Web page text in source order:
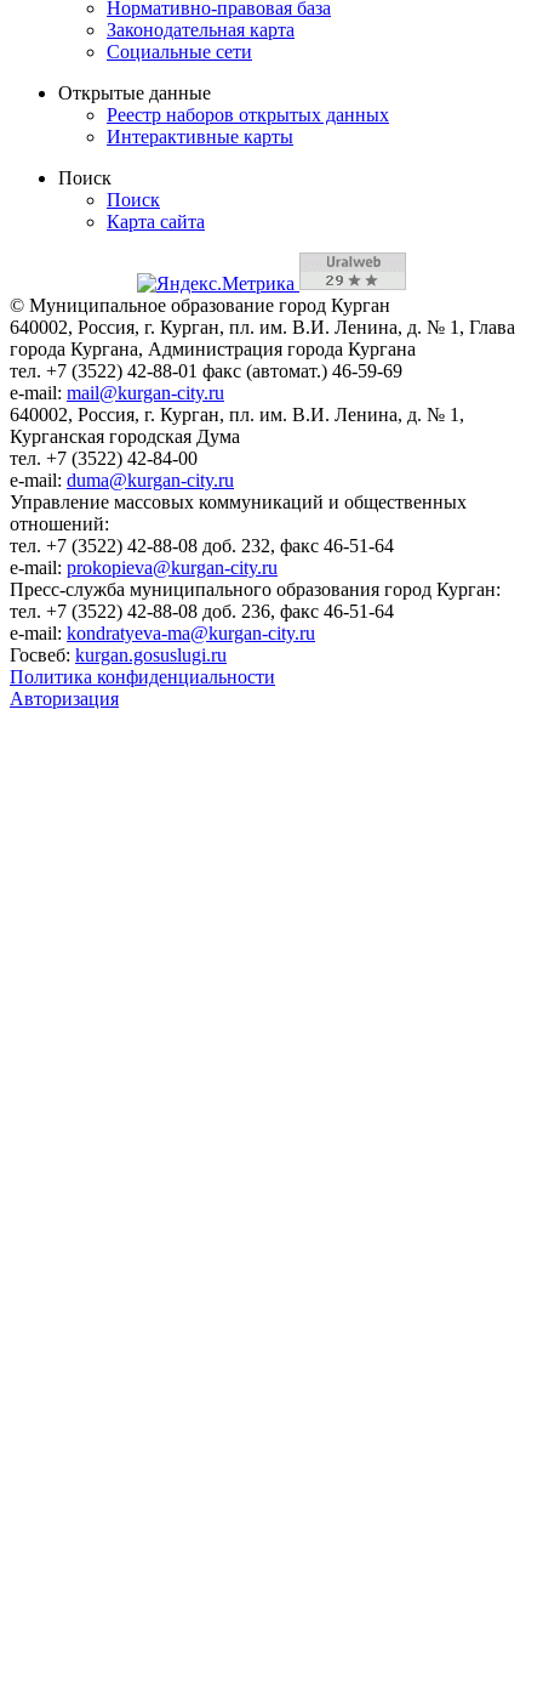
Нормативно-правовая база
Законодательная карта
Социальные сети
Открытые данные
Реестр наборов открытых данных
Интерактивные карты
Поиск
Поиск
Карта сайта
© Муниципальное образование город Курган
640002, Россия, г. Курган, пл. им. В.И. Ленина, д. № 1, Глава
города Кургана, Администрация города Кургана
тел. +7 (3522) 42-88-01 факс (автомат.) 46-59-69
e-mail: mail@kurgan-city.ru
640002, Россия, г. Курган, пл. им. В.И. Ленина, д. № 1,
Курганская городская Дума
тел. +7 (3522) 42-84-00
e-mail: duma@kurgan-city.ru
Управление массовых коммуникаций и общественных
отношений:
тел. +7 (3522) 42-88-08 доб. 232, факс 46-51-64
e-mail: prokopieva@kurgan-city.ru
Пресс-служба муниципального образования город Курган:
тел. +7 (3522) 42-88-08 доб. 236, факс 46-51-64
e-mail: kondratyeva-ma@kurgan-city.ru
Госвеб: kurgan.gosuslugi.ru
Политика конфиденциальности
Авторизация